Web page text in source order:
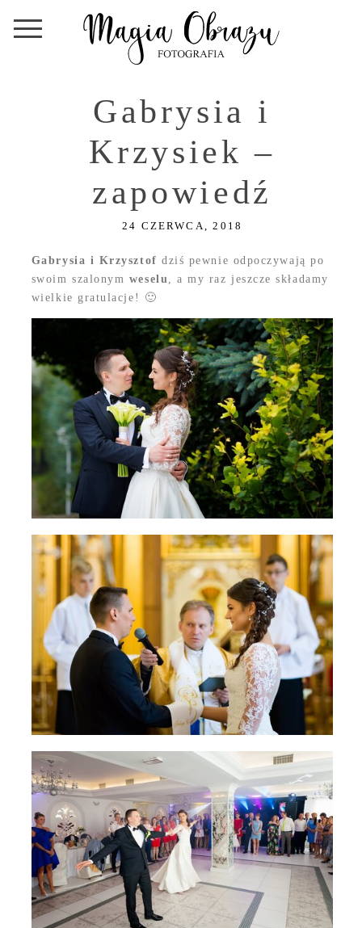
Gabrysia i
Krzysiek –
zapowiedź
24 CZERWCA, 2018
Gabrysia i Krzysztof dziś pewnie odpoczywają po
swoim szalonym weselu
, a my raz jeszcze składamy
wielkie gratulacje! 🙂